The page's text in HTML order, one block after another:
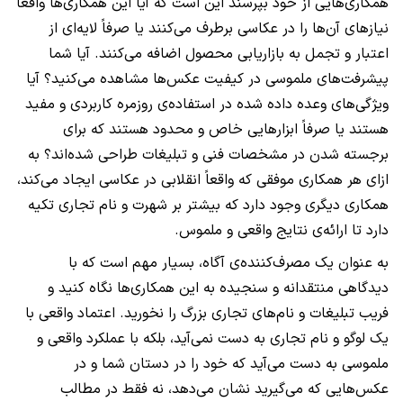
نیازهای آن‌ها را در عکاسی برطرف می‌کنند یا صرفاً لایه‌ای از
اعتبار و تجمل به بازاریابی محصول اضافه می‌کنند. آیا شما
پیشرفت‌های ملموسی در کیفیت عکس‌ها مشاهده می‌کنید؟ آیا
ویژگی‌های وعده داده شده در استفاده‌ی روزمره کاربردی و مفید
هستند یا صرفاً ابزارهایی خاص و محدود هستند که برای
برجسته شدن در مشخصات فنی و تبلیغات طراحی شده‌اند؟ به
ازای هر همکاری موفقی که واقعاً انقلابی در عکاسی ایجاد می‌کند،
همکاری دیگری وجود دارد که بیشتر بر شهرت و نام تجاری تکیه
دارد تا ارائه‌ی نتایج واقعی و ملموس.
به عنوان یک مصرف‌کننده‌ی آگاه، بسیار مهم است که با
دیدگاهی منتقدانه و سنجیده به این همکاری‌ها نگاه کنید و
فریب تبلیغات و نام‌های تجاری بزرگ را نخورید. اعتماد واقعی با
یک لوگو و نام تجاری به دست نمی‌آید، بلکه با عملکرد واقعی و
ملموسی به دست می‌آید که خود را در دستان شما و در
عکس‌هایی که می‌گیرید نشان می‌دهد، نه فقط در مطالب